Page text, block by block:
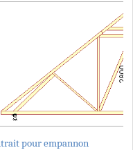
pour empannon